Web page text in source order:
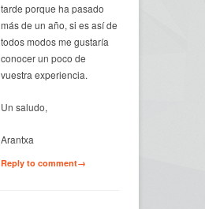
tarde porque ha pasado
más de un año, si es así de
todos modos me gustaría
conocer un poco de
vuestra experiencia.
Un saludo,
Arantxa
Reply to comment→